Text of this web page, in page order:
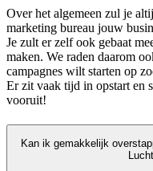
Over het algemeen zul je
marketing bureau jouw
Je zult er zelf ook gebaat
maken. We raden daarom
campagnes wilt starten op
Er zit vaak tijd in opstart en
vooruit!
Kan ik gemakkelijk